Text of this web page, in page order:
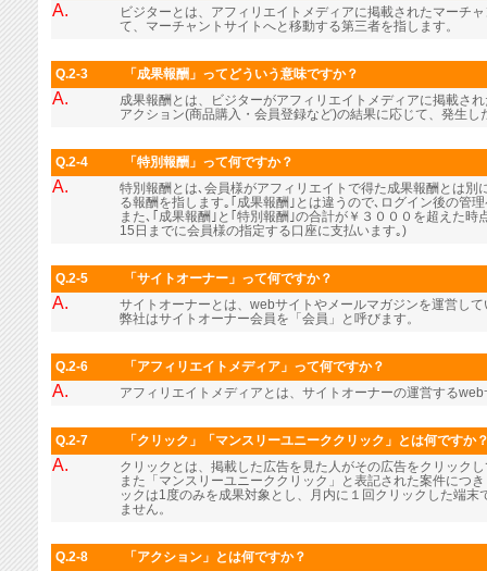
A.
ビジターとは、アフィリエイトメディアに掲載されたマーチ
て、マーチャントサイトへと移動する第三者を指します。
Q.2-3 「成果報酬」ってどういう意味ですか？
A.
成果報酬とは、ビジターがアフィリエイトメディアに掲載さ
アクション(商品購入・会員登録など)の結果に応じて、発生し
Q.2-4 「特別報酬」って何ですか？
A.
特別報酬とは､会員様がアフィリエイトで得た成果報酬とは
る報酬を指します｡｢成果報酬｣とは違うので､ログイン後の管
また､｢成果報酬｣と｢特別報酬｣の合計が￥３０００を超えた
15日までに会員様の指定する口座に支払います｡)
Q.2-5 「サイトオーナー」って何ですか？
A.
サイトオーナーとは、webサイトやメールマガジンを運営し
弊社はサイトオーナー会員を「会員」と呼びます。
Q.2-6 「アフィリエイトメディア」って何ですか？
A. アフィリエイトメディアとは、サイトオーナーの運営する
Q.2-7 「クリック」「マンスリーユニーククリック」とは何ですか
A.
クリックとは、掲載した広告を見た人がその広告をクリック
また「マンスリーユニーククリック」と表記された案件につ
ックは1度のみを成果対象とし、月内に１回クリックした端
ません。
Q.2-8 「アクション」とは何ですか？